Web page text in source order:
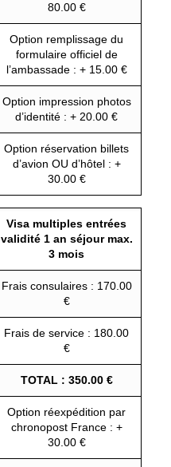
80.00 €
Option remplissage du
formulaire officiel de
l’ambassade : + 15.00 €
Option impression photos
d’identité : + 20.00 €
Option réservation billets
d’avion OU d’hôtel : +
30.00 €
Visa multiples entrées
validité 1 an séjour max.
3 mois
Frais consulaires : 170.00
€
Frais de service : 180.00
€
TOTAL : 350.00 €
Option réexpédition par
chronopost France : +
30.00 €